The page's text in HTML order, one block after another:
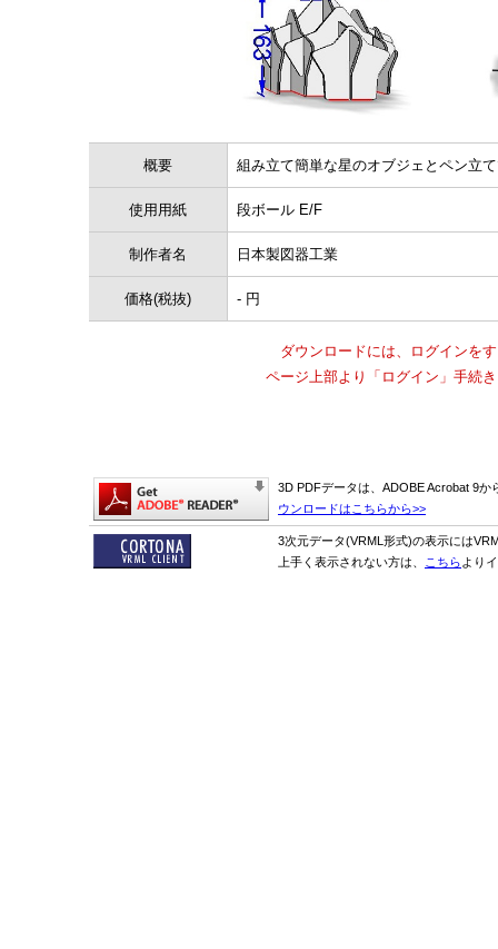
概要 組み立て簡単な星のオブジェとペン立
使用用紙 段ボール E/F
制作者名 日本製図器工業
価格(税抜) - 円
ダウンロードには、ログインを
ページ上部より「ログイン」手続
3D PDFデータは、ADOBE Acrobat 9
ウンロードはこちらから>>
3次元データ(VRML形式)の表示には
上手く表示されない方は、
こちら より